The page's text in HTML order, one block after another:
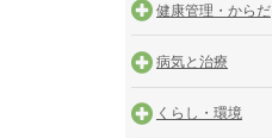
健康管理・からだ
病気と治療
くらし・環境